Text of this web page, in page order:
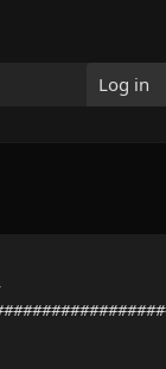
Log in